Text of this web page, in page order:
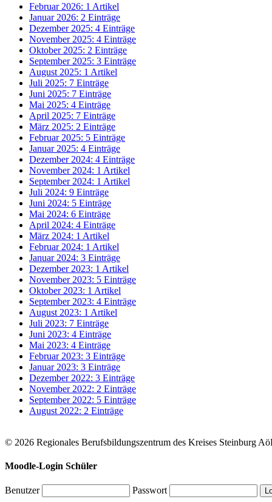
Februar 2026: 1 Artikel
Januar 2026: 2 Einträge
Dezember 2025: 4 Einträge
November 2025: 4 Einträge
Oktober 2025: 2 Einträge
September 2025: 3 Einträge
August 2025: 1 Artikel
Juli 2025: 7 Einträge
Juni 2025: 7 Einträge
Mai 2025: 4 Einträge
April 2025: 7 Einträge
März 2025: 2 Einträge
Februar 2025: 5 Einträge
Januar 2025: 4 Einträge
Dezember 2024: 4 Einträge
November 2024: 1 Artikel
September 2024: 1 Artikel
Juli 2024: 9 Einträge
Juni 2024: 5 Einträge
Mai 2024: 6 Einträge
April 2024: 4 Einträge
März 2024: 1 Artikel
Februar 2024: 1 Artikel
Januar 2024: 3 Einträge
Dezember 2023: 1 Artikel
November 2023: 5 Einträge
Oktober 2023: 1 Artikel
September 2023: 4 Einträge
August 2023: 1 Artikel
Juli 2023: 7 Einträge
Juni 2023: 4 Einträge
Mai 2023: 4 Einträge
Februar 2023: 3 Einträge
Januar 2023: 3 Einträge
Dezember 2022: 3 Einträge
November 2022: 2 Einträge
September 2022: 5 Einträge
August 2022: 2 Einträge
© 2026 Regionales Berufsbildungszentrum des Kreises Steinburg
Moodle-Login Schüler
Benutzer Passwort